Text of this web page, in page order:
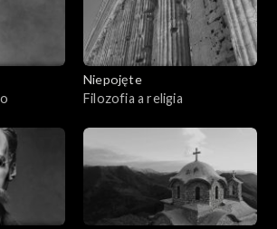
Niepojęte
Filozofia a religia